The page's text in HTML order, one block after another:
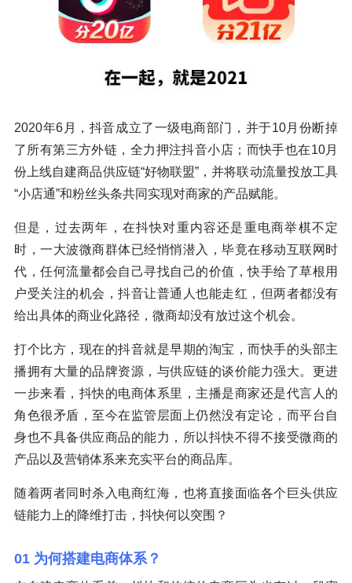
2020年6月，抖音成立了一级电商部门，并于10月份断掉
了所有第三方外链，全力押注抖音小店；而快手也在10月
份上线自建商品供应链“好物联盟”，并将联动流量投放工具
“小店通”和粉丝头条共同实现对商家的产品赋能。
但是，过去两年，在抖快对重内容还是重电商举棋不定
时，一大波微商群体已经悄悄潜入，毕竟在移动互联网时
代，任何流量都会自己寻找自己的价值，快手给了草根用
户受关注的机会，抖音让普通人也能走红，但两者都没有
给出具体的商业化路径，微商却没有放过这个机会。
打个比方，现在的抖音就是早期的淘宝，而快手的头部主
播拥有大量的品牌资源，与供应链的谈价能力强大。更进
一步来看，抖快的电商体系里，主播是商家还是代言人的
角色很矛盾，至今在监管层面上仍然没有定论，而平台自
身也不具备供应商品的能力，所以抖快不得不接受微商的
产品以及营销体系来充实平台的商品库。
随着两者同时杀入电商红海，也将直接面临各个巨头供应
链能力上的降维打击，抖快何以突围？
01 为何搭建电商体系？